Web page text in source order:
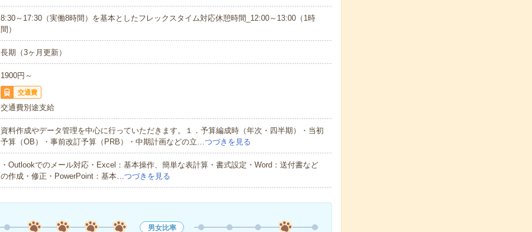
8:30～17:30（実働8時間）を基本としたフレックスタイム対応休憩時間_12:00～13:00（1時
間）
長期（3ヶ月更新）
1900円～
交通費
交通費別途支給
資料作成やデータ管理を中心に行っていただきます。１．予算編成時（年次・四半期）・当初
予算（OB）・事前改訂予算（PRB）・中期計画などの立…つづきを見る
・Outlookでのメール対応・Excel：基本操作、簡単な表計算・書式設定・Word：送付書など
の作成・修正・PowerPoint：基本…つづきを見る
男女比率